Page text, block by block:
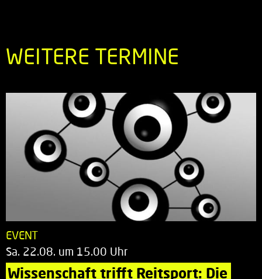
WEITERE TERMINE
EVENT
Sa. 22.08. um 15.00 Uhr
Wissenschaft trifft Reitsport: Die